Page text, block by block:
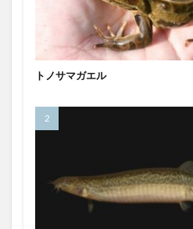
トノサマガエル